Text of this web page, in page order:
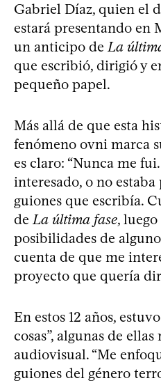
Gabriel Díaz, quien el
estará presentando en
un anticipo deLa
que escribió, dirigió y
pequeño papel.
Más allá de que esta
fenómeno ovni marca
es claro: “Nunca me
interesado, o no
guiones que escribía.
deLa última fase,
posibilidades de
cuenta de que me
proyecto que quería
En estos 12 años,
cosas”, algunas de
audiovisual. “Me
guiones del género